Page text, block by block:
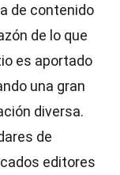
de contenido
de lo que
es aportado
una gran
diversa.
de
editores